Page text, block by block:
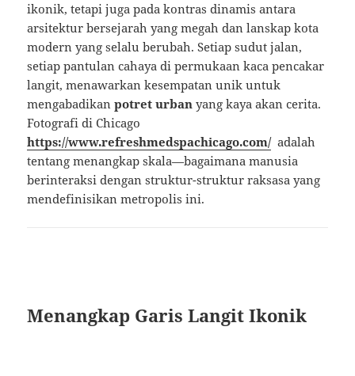
ikonik, tetapi juga pada kontras dinamis antara
arsitektur bersejarah yang megah dan lanskap kota
modern yang selalu berubah. Setiap sudut jalan,
setiap pantulan cahaya di permukaan kaca pencakar
langit, menawarkan kesempatan unik untuk
mengabadikanpotret urban yang kaya akan cerita.
Fotografi di Chicago
https://www.refreshmedspachicago.com/adalah
tentang menangkap skala—bagaimana manusia
berinteraksi dengan struktur-struktur raksasa yang
mendefinisikan metropolis ini.
Menangkap Garis Langit Ikonik